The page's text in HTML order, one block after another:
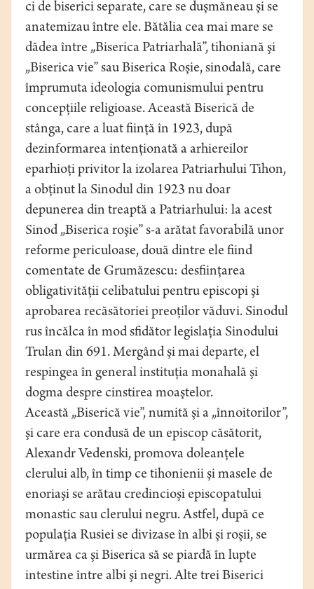
ci de biserici separate, care se duşmăneau şi se
anatemizau între ele. Bătălia cea mai mare se
dădea între „Biserica Patriarhală”, tihoniană şi
„Biserica vie” sau Biserica Roşie, sinodală, care
împrumuta ideologia comunismului pentru
concepţiile religioase. Această Biserică de
stânga, care a luat fiinţă în 1923, după
dezinformarea intenţionată a arhiereilor
eparhioţi privitor la izolarea Patriarhului Tihon,
a obţinut la Sinodul din 1923 nu doar
depunerea din treaptă a Patriarhului: la acest
Sinod „Biserica roşie” s-a arătat favorabilă unor
reforme periculoase, două dintre ele fiind
comentate de Grumăzescu: desfiinţarea
obligativităţii celibatului pentru episcopi şi
aprobarea recăsătoriei preoţilor văduvi. Sinodul
rus încălca în mod sfidător legislaţia Sinodului
Trulan din 691. Mergând şi mai departe, el
respingea în general instituţia monahală şi
dogma despre cinstirea moaştelor.
Această „Biserică vie”, numită şi a „înnoitorilor”,
şi care era condusă de un episcop căsătorit,
Alexandr Vedenski, promova doleanţele
clerului alb, în timp ce tihonienii şi masele de
enoriaşi se arătau credincioşi episcopatului
monastic sau clerului negru. Astfel, după ce
populaţia Rusiei se divizase în albi şi roşii, se
urmărea ca şi Biserica să se piardă în lupte
intestine între albi şi negri. Alte trei Biserici